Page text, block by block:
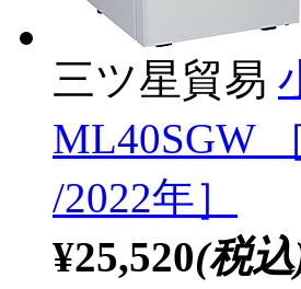
三ツ星貿易
ML40SGW
/2022年］
¥25,520(税